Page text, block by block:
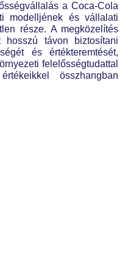
a Coca-Cola
modelljének és vállalati
része. A megközelítés
távon biztosítani
és értékteremtését,
felelősségtudattal
összhangban